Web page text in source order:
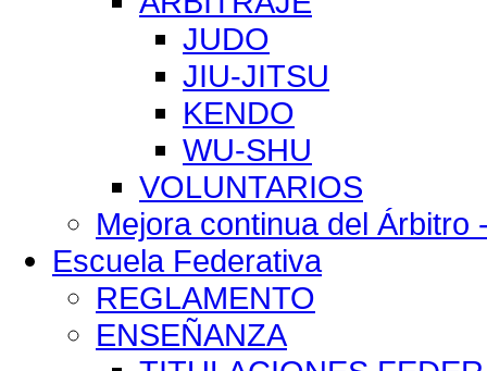
JUDO
JIU-JITSU
KENDO
WU-SHU
VOLUNTARIOS
Mejora continua del Árbitro
Escuela Federativa
REGLAMENTO
ENSEÑANZA